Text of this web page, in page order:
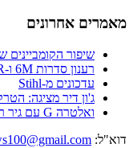
מאמרים אחרונים
שיפור הקומביינים
רענון סדרות 6M ו-6R בג'ון דיר
עדכונים מ-Stihl
ג'ון דיר מציגה:
ואלטרה G עם גיר רציף
דוא"ל: